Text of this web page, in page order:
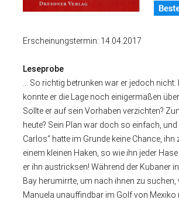
Erscheinungstermin: 14.04.2017
Leseprobe
… So richtig betrunken war er jedoch nicht.
konnte er die Lage noch einigermaßen
Sollte er auf sein Vorhaben verzichten?
heute? Sein Plan war doch so einfach, und
Carlos“ hatte im Grunde keine Chance, ihn
einem kleinen Haken, so wie ihn jeder
er ihn austricksen! Während der Kubaner
Bay herumirrte, um nach ihnen zu suchen,
Manuela unauffindbar im Golf von Mexiko